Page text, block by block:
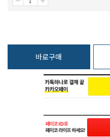
바로구매